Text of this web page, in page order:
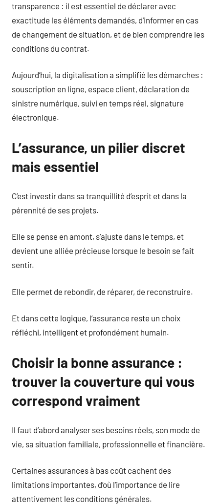
transparence : il est essentiel de déclarer avec
exactitude les éléments demandés, d’informer en cas
de changement de situation, et de bien comprendre les
conditions du contrat.
Aujourd’hui, la digitalisation a simplifié les démarches :
souscription en ligne, espace client, déclaration de
sinistre numérique, suivi en temps réel, signature
électronique.
L’assurance, un pilier discret
mais essentiel
C’est investir dans sa tranquillité d’esprit et dans la
pérennité de ses projets.
Elle se pense en amont, s’ajuste dans le temps, et
devient une alliée précieuse lorsque le besoin se fait
sentir.
Elle permet de rebondir, de réparer, de reconstruire.
Et dans cette logique, l’assurance reste un choix
réfléchi, intelligent et profondément humain.
Choisir la bonne assurance :
trouver la couverture qui vous
correspond vraiment
Il faut d’abord analyser ses besoins réels, son mode de
vie, sa situation familiale, professionnelle et financière.
Certaines assurances à bas coût cachent des
limitations importantes, d’où l’importance de lire
attentivement les conditions générales.